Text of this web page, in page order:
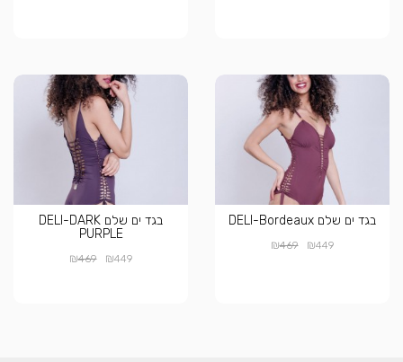
בגד ים שלם DELI-Bordeaux
₪449
₪469
בגד ים שלם DELI-DARK
PURPLE
₪449
₪469